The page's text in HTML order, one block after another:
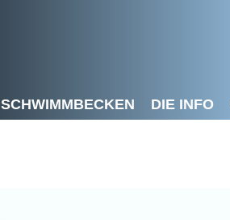
SCHWIMMBECKEN DIE INFO